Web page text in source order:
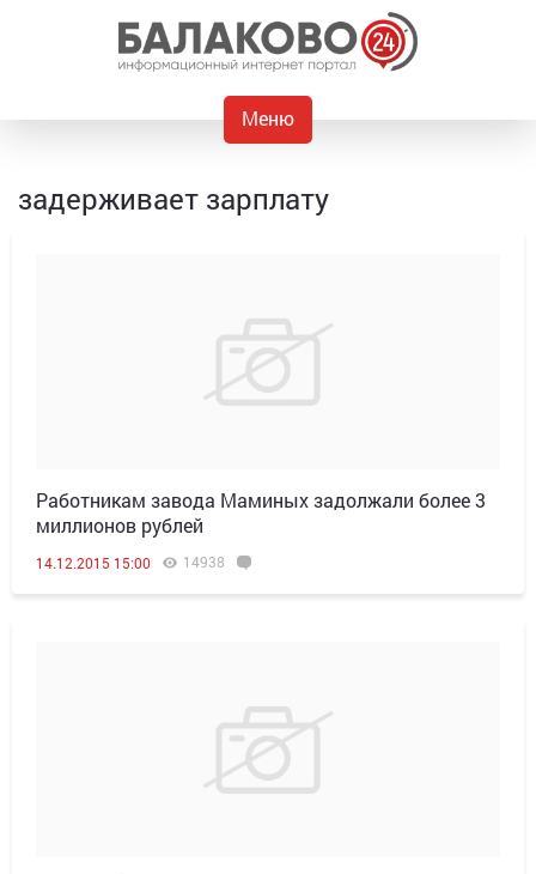
Меню
задерживает зарплату
Работникам завода Маминых задолжали более 3
миллионов рублей
14.12.2015 15:00 14938